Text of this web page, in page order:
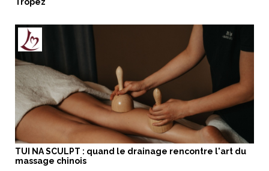
TUI NA SCULPT : quand le drainage rencontre l'art du
massage chinois